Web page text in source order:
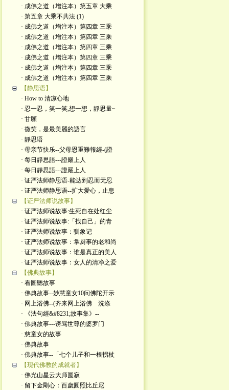
· 成佛之道（增注本）第五章 大乘
· 第五章 大乘不共法 (1)
· 成佛之道（增注本）第四章 三乘
· 成佛之道（增注本）第四章 三乘
· 成佛之道（增注本）第四章 三乘
· 成佛之道（增注本）第四章 三乘
· 成佛之道（增注本）第四章 三乘
· 成佛之道（增注本）第四章 三乘
【静思语】
· How to 清凉心地
· 忍一忍，笑一笑,想一想，靜思量~
· 甘願
· 微笑，是最美麗的語言
· 靜思语
· 母亲节快乐--父母恩重難報經-(證
· 每日靜思語---證嚴上人
· 每日靜思語---證嚴上人
· 证严法师静思语-能达到忍而无忍
· 证严法师静思语--扩大爱心，止息
【证严法师说故事】
· 证严法师说故事:生死自在处红尘
· 证严法师说故事:「找自己」的青
· 证严法师说故事：驯象记
· 证严法师说故事：掌厨事的老和尚
· 证严法师说故事：谁是真正的美人
· 证严法师说故事：女人的清净之爱
【佛典故事】
· 看圖聽故事
· 佛典故事--妙慧童女10问佛陀开示
· 网上浴佛--(齐来网上浴佛 洗涤
· 《法句經&#8231;故事集》--
· 佛典故事---谤骂世尊的婆罗门
· 慈童女的故事
· 佛典故事
· 佛典故事--「七个儿子和一根拐杖
【现代佛教的成就者】
· 佛光山星云大师圆寂
· 留下金剛心：百歲圓照比丘尼